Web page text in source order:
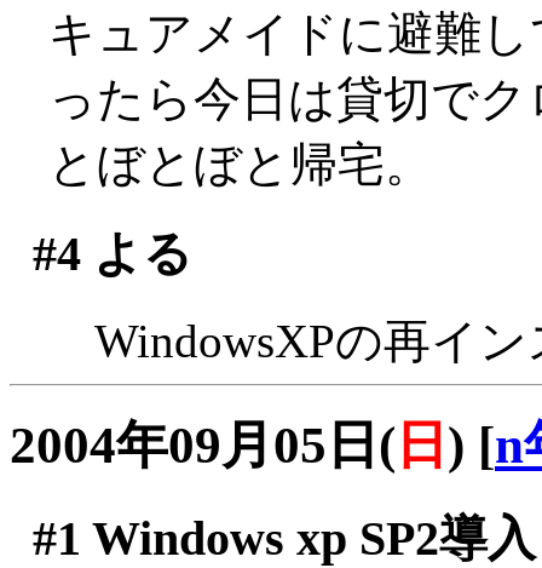
キュアメイドに避難
ったら今日は貸切で
とぼとぼと帰宅。
#4よる
WindowsXPの再イ
2004年09月05日( 日 ) [n
#1 Windows xp SP2導入